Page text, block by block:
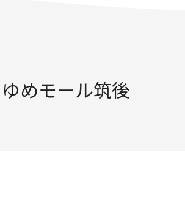
ゆめモール筑後